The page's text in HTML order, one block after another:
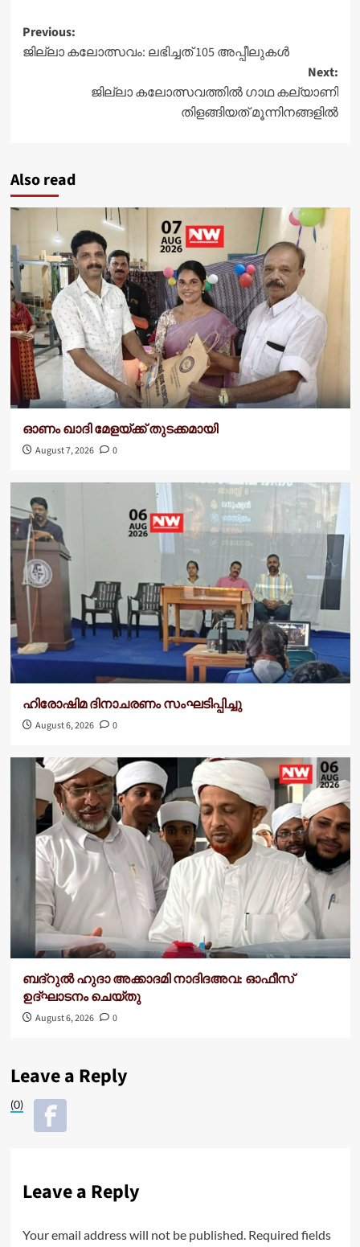
Post
navigation
Previous:
ജില്ലാ കലോത്സവം: ലഭിച്ചത് 105 അപ്പീലുകള്‍
Next:
ജില്ലാ കലോത്സവത്തില്‍ ഗാഥ കല്യാണി
തിളങ്ങിയത് മൂന്നിനങ്ങളില്‍
Also read
ഓണം ഖാദി മേളയ്ക്ക് തുടക്കമായി
August 7, 2026 0
ഹിരോഷിമ ദിനാചരണം സംഘടിപ്പിച്ചു
August 6, 2026 0
ബദ്റുൽ ഹുദാ അക്കാദമി നാദിദഅവ: ഓഫീസ്
ഉദ്ഘാടനം ചെയ്തു
August 6, 2026 0
Leave a Reply
(0)
Leave a Reply
Your email address will not be published. Required fields